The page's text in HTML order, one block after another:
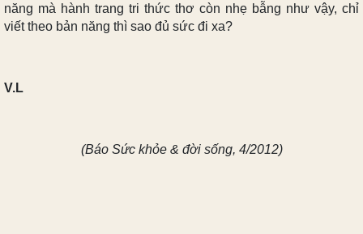
năng mà hành trang tri thức thơ còn nhẹ bẫng như vậy, chỉ
viết theo bản năng thì sao đủ sức đi xa?
V.L
(Báo Sức khỏe & đời sống, 4/2012)